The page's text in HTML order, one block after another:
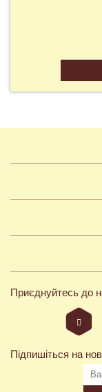
Приєднуйтесь до
Підпишіться на